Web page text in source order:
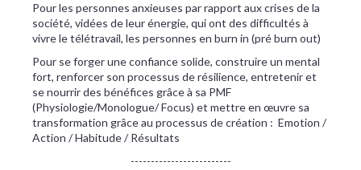
Pour les personnes anxieuses par rapport aux crises de la
société, vidées de leur énergie, qui ont des difficultés à
vivre le télétravail, les personnes en burn in (pré burn out)
Pour se forger une confiance solide, construire un mental
fort, renforcer son processus de résilience, entretenir et
se nourrir des bénéfices grâce à sa PMF
(Physiologie/Monologue/ Focus) et mettre en œuvre sa
transformation grâce au processus de création : Emotion /
Action / Habitude / Résultats
-------------------------